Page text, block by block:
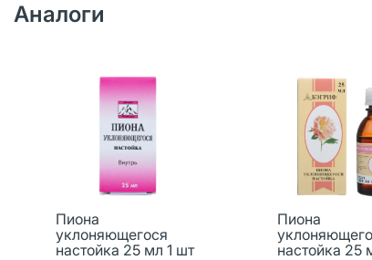
Аналоги
Пиона
уклоняющегося
настойка 25 мл 1 шт
Пиона
настойка 25